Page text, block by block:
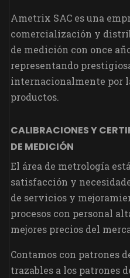
Ametrix SAC es una
comercialización y
de medición con once
representando
internacionalmente por
productos.
CALIBRACIONES Y
DE MEDICIÓN
El área de metrología
satisfacción y
de servicios y
procesos con personal
mejores precios del
Contamos con patrones
trazables a los patrones